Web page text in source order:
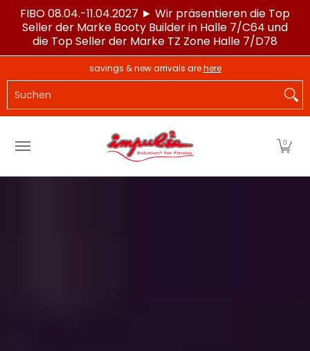
Zum Hauptinhalt springen
FIBO 08.04.-11.04.2027 ► Wir präsentieren die Top
Seller der Marke Booty Builder in Halle 7/C64 und
die Top Seller der Marke TZ Zone Halle 7/D78
LAGERWARE POWERTEC® IMPULSE®
savings & new arrivals arehere
0